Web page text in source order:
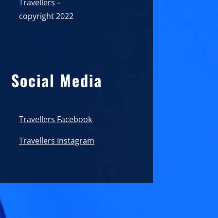
Travellers –
copyright 2022
Social Media
Travellers Facebook
Travellers Instagram